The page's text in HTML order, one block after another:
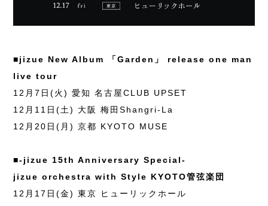
■jizue New Album 「Garden」 release one man
live tour
12月7日(火) 愛知 名古屋CLUB UPSET
12月11日(土) 大阪 梅田Shangri-La
12月20日(月) 京都 KYOTO MUSE
■-jizue 15th Anniversary Special-
jizue orchestra with Style KYOTO管弦楽団
12月17日(金) 東京 ヒューリックホール